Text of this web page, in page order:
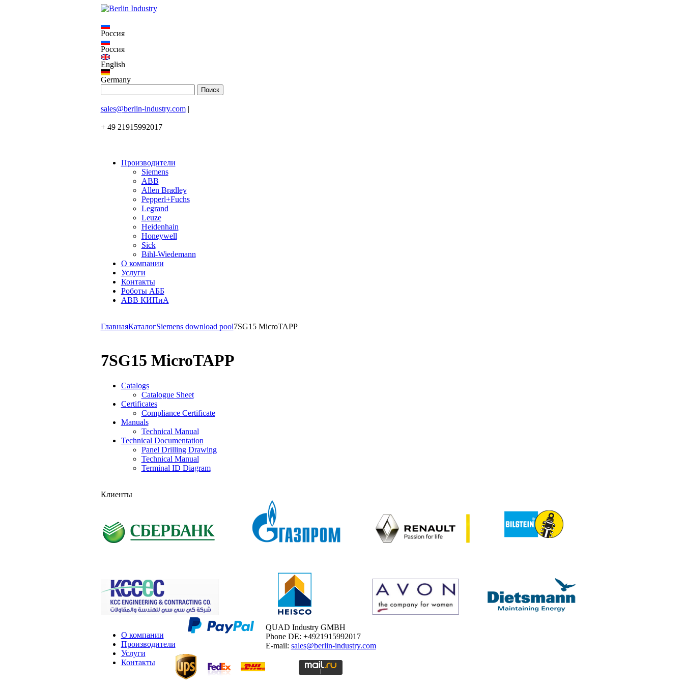
Россия
Россия
English
Germany
sales@berlin-industry.com|
+ 49 21915992017
Производители
Siemens
ABB
Allen Bradley
Pepperl+Fuchs
Legrand
Leuze
Heidenhain
Honeywell
Sick
Bihl-Wiedemann
О компании
Услуги
Контакты
Роботы АББ
ABB КИПиА
ГлавнаяКаталогSiemens download pool7SG15 MicroTAPP
7SG15 MicroTAPP
Catalogs
Catalogue Sheet
Certificates
Compliance Certificate
Manuals
Technical Manual
Technical Documentation
Panel Drilling Drawing
Technical Manual
Terminal ID Diagram
Клиенты
О компании
Производители
Услуги
Контакты
QUAD Industry GMBH
Phone DE: +4921915992017
E-mail: sales@berlin-industry.com